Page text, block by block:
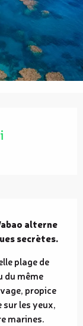
alterne
secrètes.
plage de
du même
propice
les yeux,
marines.